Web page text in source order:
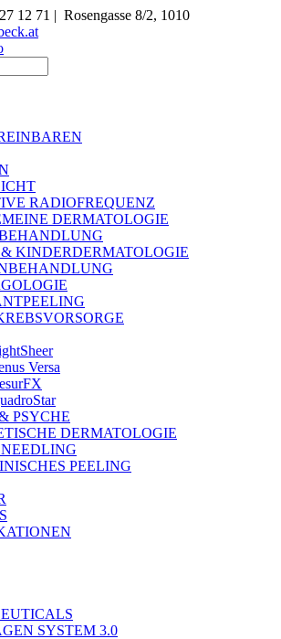
12 71 | Rosengasse 8/2, 1010
RADIOFREQUENZ
DERMATOLOGIE
KINDERDERMATOLOGIE
Versa
PSYCHE
DERMATOLOGIE
PEELING
SYSTEM 3.0